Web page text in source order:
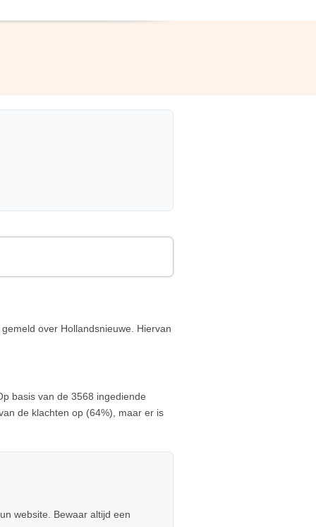
over Hollandsnieuwe. Hiervan
basis van de 3568 ingediende
de klachten op (64%), maar er is
website. Bewaar altijd een